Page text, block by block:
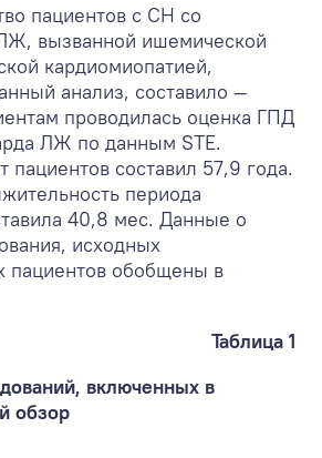
пациентов с СН со
вызванной ишемической
кардиомиопатией,
анализ, составило —
проводилась оценка ГПД
ЛЖ по данным STE.
пациентов составил 57,9 года.
периода
40,8 мес. Данные о
исходных
пациентов обобщены в
Таблица 1
включенных в
обзор